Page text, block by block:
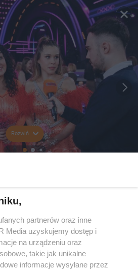
Rozwiń
partnerów oraz inne
Media uzyskujemy dostęp i
na urządzeniu oraz
takie jak unikalne
informacje wysyłane przez